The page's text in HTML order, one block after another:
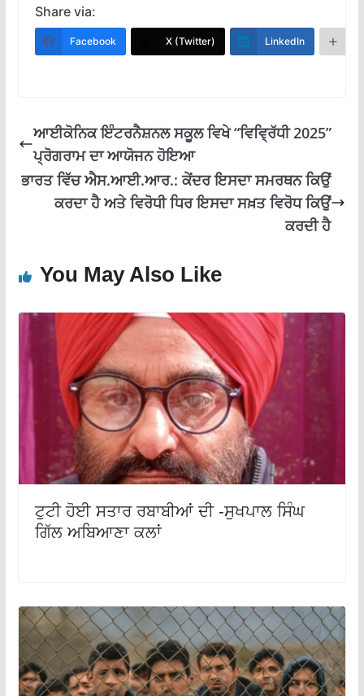
e
b
k
at
s
p
e
gr
ai
l
ar
e
Share via:
Facebook X (Twitter) LinkedIn
ਆਈਕੋਨਿਕ ਇੰਟਰਨੈਸ਼ਨਲ ਸਕੂਲ ਵਿਖੇ “ਵਿਵ੍ਰਿੱਧੀ 2025”
ਪ੍ਰੋਗਰਾਮ ਦਾ ਆਯੋਜਨ ਹੋਇਆ
ਭਾਰਤ ਵਿੱਚ ਐਸ.ਆਈ.ਆਰ.: ਕੇਂਦਰ ਇਸਦਾ ਸਮਰਥਨ ਕਿਉਂ
ਕਰਦਾ ਹੈ ਅਤੇ ਵਿਰੋਧੀ ਧਿਰ ਇਸਦਾ ਸਖ਼ਤ ਵਿਰੋਧ ਕਿਉਂ
ਕਰਦੀ ਹੈ
You May Also Like
ਟੁਟੀ ਹੋਈ ਸਤਾਰ ਰਬਾਬੀਆਂ ਦੀ -ਸੁਖਪਾਲ ਸਿੰਘ
ਗਿੱਲ ਅਬਿਆਣਾ ਕਲਾਂ